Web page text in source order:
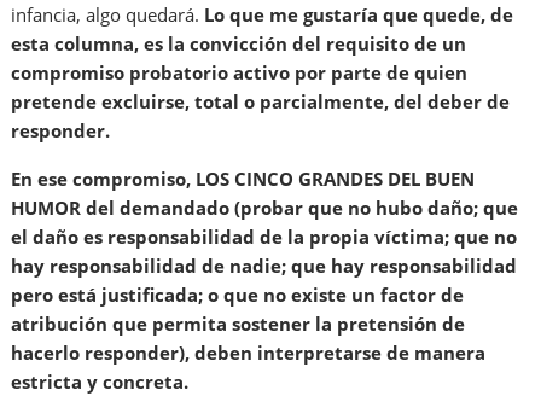
infancia, algo quedará. Lo que me gustaría que quede, de
esta columna, es la convicción del requisito de un
compromiso probatorio activo por parte de quien
pretende excluirse, total o parcialmente, del deber de
responder.
En ese compromiso, LOS CINCO GRANDES DEL BUEN
HUMOR del demandado (probar que no hubo daño; que
el daño es responsabilidad de la propia víctima; que no
hay responsabilidad de nadie; que hay responsabilidad
pero está justificada; o que no existe un factor de
atribución que permita sostener la pretensión de
hacerlo responder), deben interpretarse de manera
estricta y concreta.